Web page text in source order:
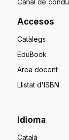
Canal de
Accesos
Catàlegs
EduBook
Àrea docent
Llistat d'ISBN
Idioma